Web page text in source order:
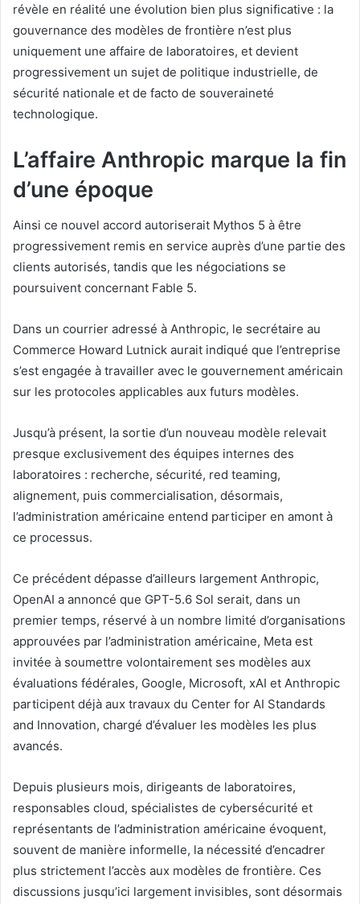
révèle en réalité une évolution bien plus significative : la
gouvernance des modèles de frontière n’est plus
uniquement une affaire de laboratoires, et devient
progressivement un sujet de politique industrielle, de
sécurité nationale et de facto de souveraineté
technologique.
L’affaire Anthropic marque la fin
d’une époque
Ainsi ce nouvel accord autoriserait Mythos 5 à être
progressivement remis en service auprès d’une partie des
clients autorisés, tandis que les négociations se
poursuivent concernant Fable 5.
Dans un courrier adressé à Anthropic, le secrétaire au
Commerce Howard Lutnick aurait indiqué que l’entreprise
s’est engagée à travailler avec le gouvernement américain
sur les protocoles applicables aux futurs modèles.
Jusqu’à présent, la sortie d’un nouveau modèle relevait
presque exclusivement des équipes internes des
laboratoires : recherche, sécurité, red teaming,
alignement, puis commercialisation, désormais,
l’administration américaine entend participer en amont à
ce processus.
Ce précédent dépasse d’ailleurs largement Anthropic,
OpenAI a annoncé que GPT-5.6 Sol serait, dans un
premier temps, réservé à un nombre limité d’organisations
approuvées par l’administration américaine, Meta est
invitée à soumettre volontairement ses modèles aux
évaluations fédérales, Google, Microsoft, xAI et Anthropic
participent déjà aux travaux du Center for AI Standards
and Innovation, chargé d’évaluer les modèles les plus
avancés.
Depuis plusieurs mois, dirigeants de laboratoires,
responsables cloud, spécialistes de cybersécurité et
représentants de l’administration américaine évoquent,
souvent de manière informelle, la nécessité d’encadrer
plus strictement l’accès aux modèles de frontière. Ces
discussions jusqu’ici largement invisibles, sont désormais